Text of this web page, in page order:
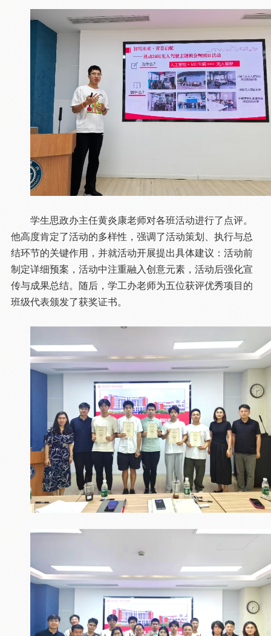
学生思政办主任黄炎康老师对各班活动进行了点评。
他高度肯定了活动的多样性，强调了活动策划、执行与总
结环节的关键作用，并就活动开展提出具体建议：活动前
制定详细预案，活动中注重融入创意元素，活动后强化宣
传与成果总结。随后，学工办老师为五位获评优秀项目的
班级代表颁发了获奖证书。